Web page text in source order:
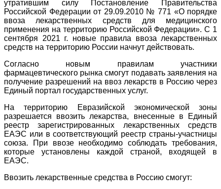
утратившим силу Постановление Правительства
Российской Федерации от 29.09.2010 № 771 «О порядке
ввоза лекарственных средств для медицинского
применения на территорию Российской Федерации». С 1
сентября 2021 г. новые правила ввоза лекарственных
средств на территорию России начнут действовать.
Согласно новым правилам участники
фармацевтического рынка смогут подавать заявления на
получение разрешений на ввоз лекарств в Россию через
Единый портал государственных услуг.
На территорию Евразийской экономической зоны
разрешается ввозить лекарства, внесенные в Единый
реестр зарегистрированных лекарственных средств
ЕАЭС или в соответствующий реестр страны-участницы
союза. При ввозе необходимо соблюдать требования,
которые установлены каждой страной, входящей в
ЕАЭС.
Ввозить лекарственные средства в Россию смогут: